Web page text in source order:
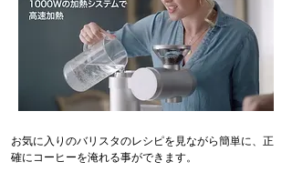
お気に入りのバリスタのレシピを見ながら簡単に、正
確にコーヒーを淹れる事ができます。